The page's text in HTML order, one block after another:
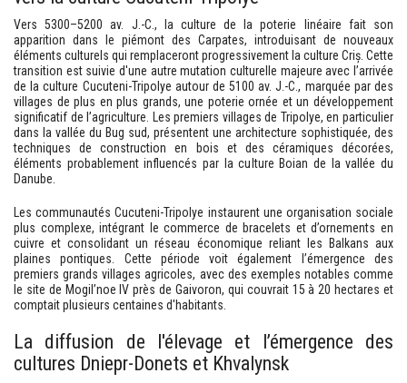
Vers 5300–5200 av. J.-C., la culture de la poterie linéaire fait son
apparition dans le piémont des Carpates, introduisant de nouveaux
éléments culturels qui remplaceront progressivement la culture Criș. Cette
transition est suivie d'une autre mutation culturelle majeure avec l’arrivée
de la culture Cucuteni-Tripolye autour de 5100 av. J.-C., marquée par des
villages de plus en plus grands, une poterie ornée et un développement
significatif de l’agriculture. Les premiers villages de Tripolye, en particulier
dans la vallée du Bug sud, présentent une architecture sophistiquée, des
techniques de construction en bois et des céramiques décorées,
éléments probablement influencés par la culture Boian de la vallée du
Danube.
Les communautés Cucuteni-Tripolye instaurent une organisation sociale
plus complexe, intégrant le commerce de bracelets et d’ornements en
cuivre et consolidant un réseau économique reliant les Balkans aux
plaines pontiques. Cette période voit également l’émergence des
premiers grands villages agricoles, avec des exemples notables comme
le site de Mogil’noe IV près de Gaivoron, qui couvrait 15 à 20 hectares et
comptait plusieurs centaines d'habitants.
La diffusion de l'élevage et l’émergence des
cultures Dniepr-Donets et Khvalynsk